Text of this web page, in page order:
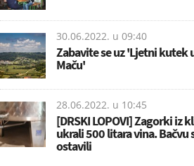
30.06.2022. u 09:40
Zabavite se uz 'Ljetni kutek
Maču'
28.06.2022. u 10:45
[DRSKI LOPOVI] Zagorki iz
ukrali 500 litara vina. Bačvu
ostavili